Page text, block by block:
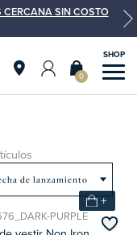
CERCANA SIN COSTO
0
+